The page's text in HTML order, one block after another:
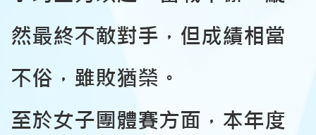
然最終不敵對手，但成績相當
不俗，雖敗猶榮。
至於女子團體賽方面，本年度